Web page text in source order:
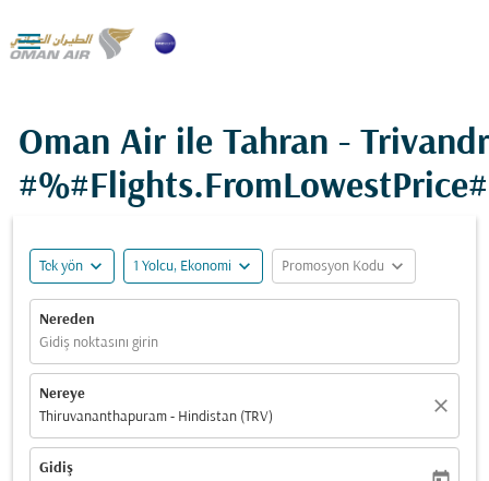

Oman Air ile Tahran -
Tek yön expand_more 1 Yolcu, Ekonomi expand_more Promosyon Kodu expand_more
Nereden
Gidiş noktasını girin
Nereye
Thiruvananthapuram - Hindistan (TRV)
close
Gidiş